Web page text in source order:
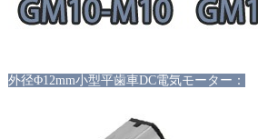
外径Φ12mm小型平歯車DC電気モーター：